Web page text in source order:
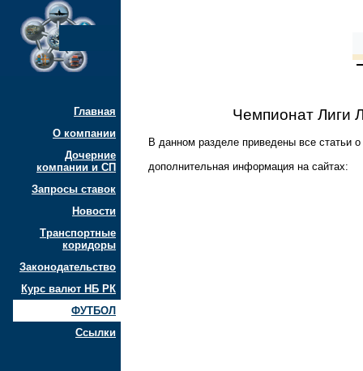
Главная
О компании
Дочерние
компании и СП
Запросы ставок
Новости
Транспортные
коридоры
Законодательство
Курс валют НБ РК
ФУТБОЛ
Ссылки
Чемпионат Лиги
В данном разделе приведены все статьи
дополнительная информация на сайтах: